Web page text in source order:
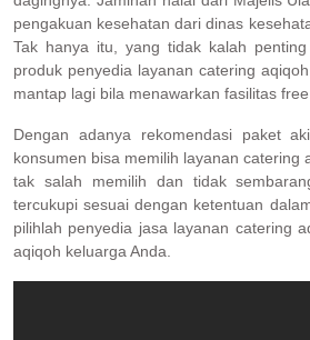
pengakuan kesehatan dari dinas
Tak hanya itu, yang tidak kalah
produk penyedia layanan catering
mantap lagi bila menawarkan fasilitas free
Dengan adanya rekomendasi paket
konsumen bisa memilih layanan catering
tak salah memilih dan tidak
tercukupi sesuai dengan ketentuan
pilihlah penyedia jasa layanan catering
aqiqoh keluarga Anda.